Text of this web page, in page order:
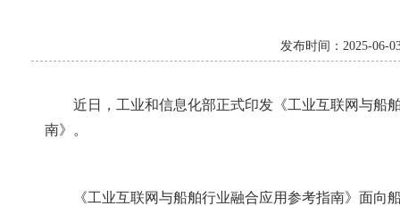
发布时间：2025-
近日，工业和信息化部正式印发《工业互联网与船
南》。
《工业互联网与船舶行业融合应用参考指南》面